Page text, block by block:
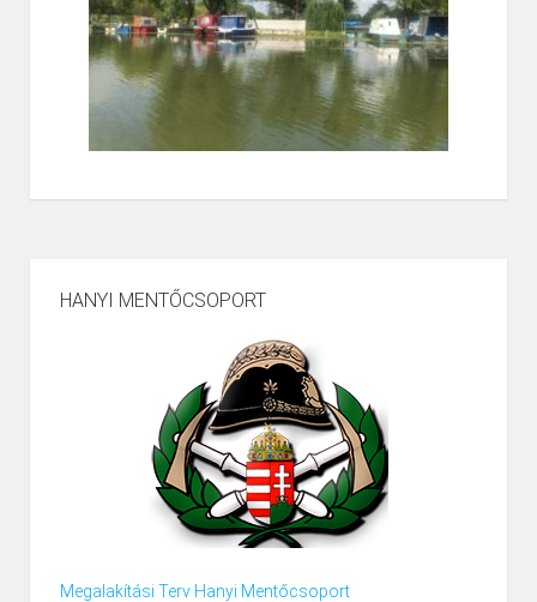
HANYI MENTŐCSOPORT
Megalakítási Terv Hanyi Mentőcsoport